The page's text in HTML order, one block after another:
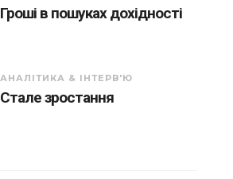
Гроші в пошуках дохідності
АНАЛІТИКА & ІНТЕРВ'Ю
Стале зростання